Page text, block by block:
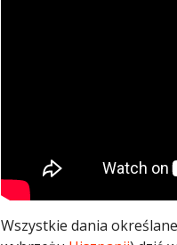
Wszystkie dania